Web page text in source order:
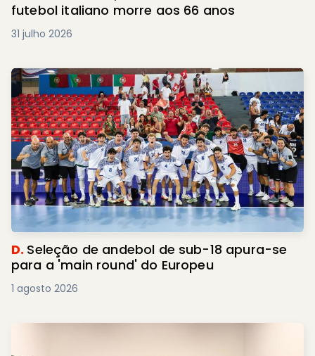
futebol italiano morre aos 66 anos
31 julho 2026
D. Seleção de andebol de sub-18 apura-se
para a 'main round' do Europeu
1 agosto 2026